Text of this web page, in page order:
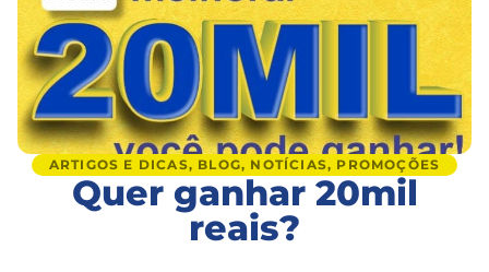
ARTIGOS E DICAS, BLOG, NOTÍCIAS, PROMOÇÕES
Quer ganhar 20mil
reais?